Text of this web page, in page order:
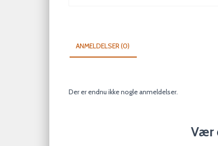
ANMELDELSER (0)
Der er endnu ikke nogle anmeldelser.
Vær